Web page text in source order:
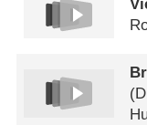
(D